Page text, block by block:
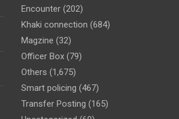
Encounter (202)
Khaki connection (684)
Magzine (32)
Officer Box (79)
Others (1,675)
Smart policing (467)
Transfer Posting (165)